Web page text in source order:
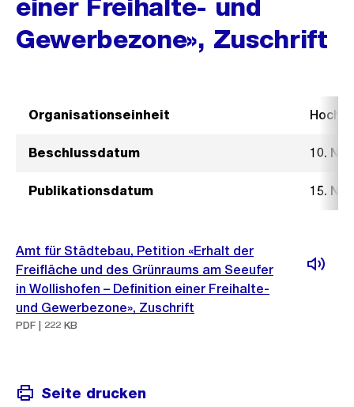
einer Freihalte- und
Gewerbezone», Zuschrift
Organisationseinheit
Beschlussdatum 10.
Publikationsdatum 15.
Amt für Städtebau, Petition «Erhalt der
Freifläche und des Grünraums am Seeufer
in Wollishofen – Definition einer Freihalte-
und Gewerbezone», Zuschrift
PDF | 222 KB
Seite drucken